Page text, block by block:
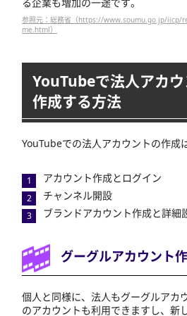
参照元：総務省（https://www.soumu.go.jp/iicp/
me.html）
YouTubeで法人アカウ
作成する方法
YouTubeでの法人アカウントの作成
アカウント作成とログイン
チャンネル開設
ブランドアカウント作成と詳細
グーグルアカウント
個人と同様に、法人もグーグルアカ
のアカウントも利用できますし、新